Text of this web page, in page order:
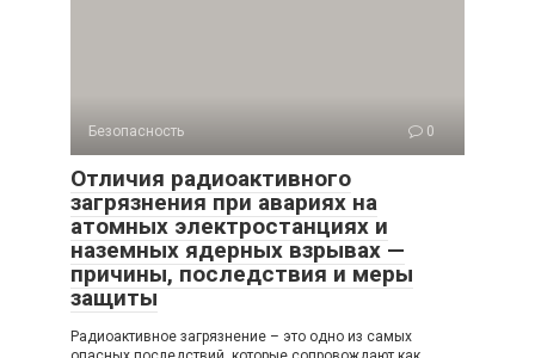
Безопасность 0
Отличия радиоактивного
загрязнения при авариях на
атомных электростанциях и
наземных ядерных взрывах —
причины, последствия и меры
защиты
Радиоактивное загрязнение – это одно из самых